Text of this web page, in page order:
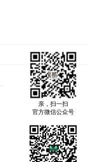
亲，扫一扫
官方微信公众号